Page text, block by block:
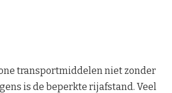
transportmiddelen niet zonder
is de beperkte rijafstand. Veel